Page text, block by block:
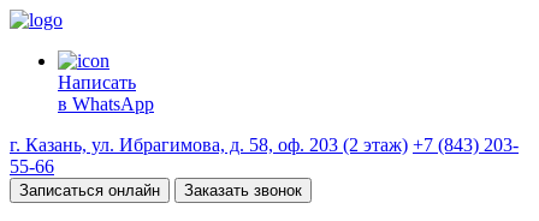
Написать
в WhatsApp
г. Казань, ул. Ибрагимова, д. 58, оф. 203 (2 этаж) +7 (843) 203-
55-66
Записаться онлайн Заказать звонок